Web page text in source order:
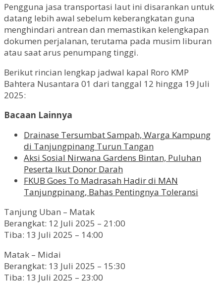
Pengguna jasa transportasi laut ini disarankan untuk
datang lebih awal sebelum keberangkatan guna
menghindari antrean dan memastikan kelengkapan
dokumen perjalanan, terutama pada musim liburan
atau saat arus penumpang tinggi.
Berikut rincian lengkap jadwal kapal Roro KMP
Bahtera Nusantara 01 dari tanggal 12 hingga 19 Juli
2025:
Bacaan Lainnya
Drainase Tersumbat Sampah, Warga Kampung
di Tanjungpinang Turun Tangan
Aksi Sosial Nirwana Gardens Bintan, Puluhan
Peserta Ikut Donor Darah
FKUB Goes To Madrasah Hadir di MAN
Tanjungpinang, Bahas Pentingnya Toleransi
Tanjung Uban – Matak
Berangkat: 12 Juli 2025 – 21:00
Tiba: 13 Juli 2025 – 14:00
Matak – Midai
Berangkat: 13 Juli 2025 – 15:30
Tiba: 13 Juli 2025 – 23:00